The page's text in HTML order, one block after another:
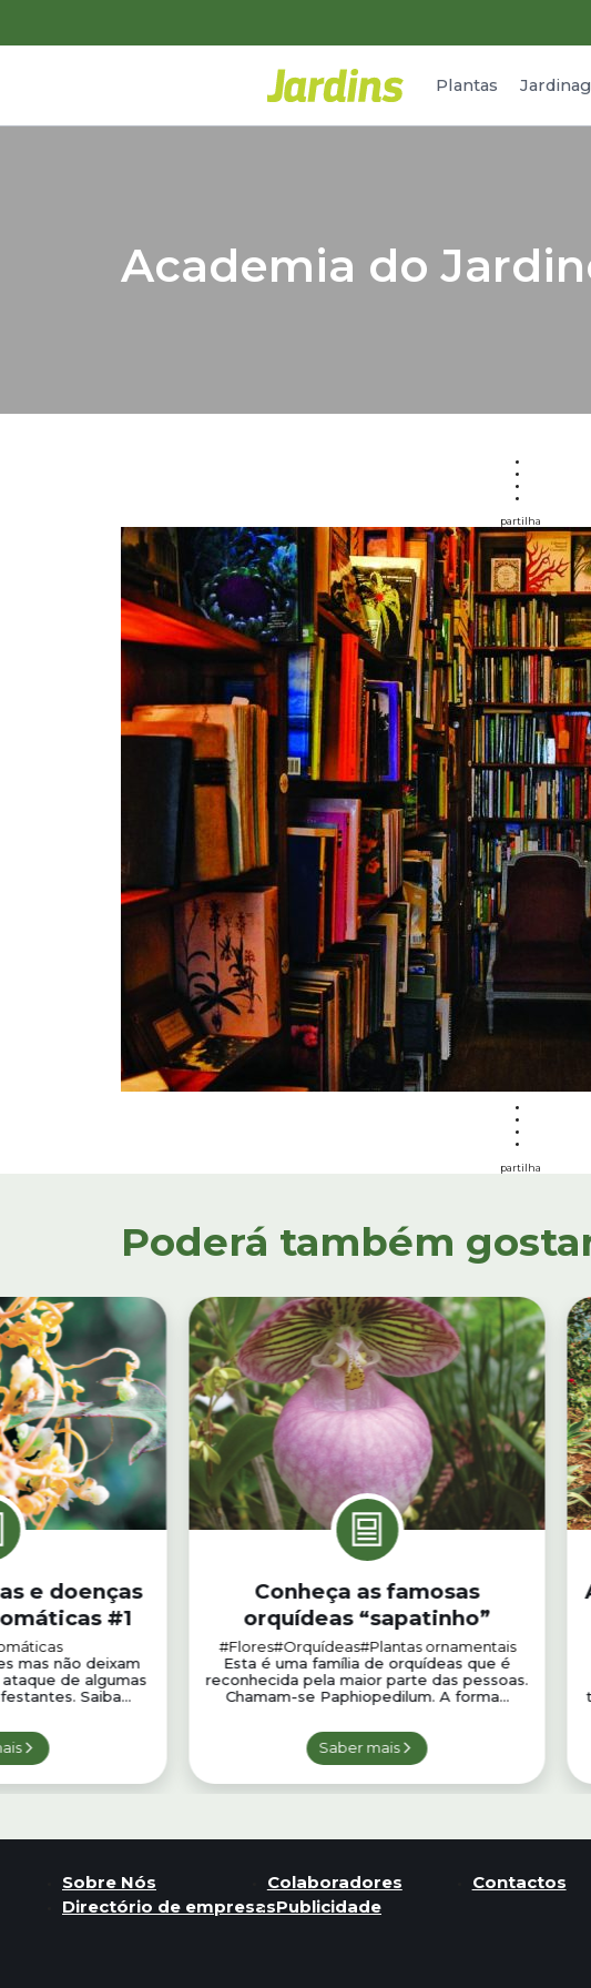
Plantas
Academia do
partilha
partilha
Poderá também
e doenças
#1
mas não deixam
de algumas
Saiba...
Conheça as famosas
orquídeas “sapatinho”
#Flores#Orquídeas#Plantas ornamentais
Esta é uma família de orquídeas que é
reconhecida pela maior parte das pessoas.
Chamam-se Paphiopedilum. A forma...
Saber mais
Sobre Nós Colaboradores
Contactos
Directório de empresasPublicidade